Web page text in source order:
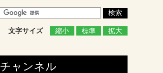
文字サイズ 縮小 標準 拡大
チャンネル